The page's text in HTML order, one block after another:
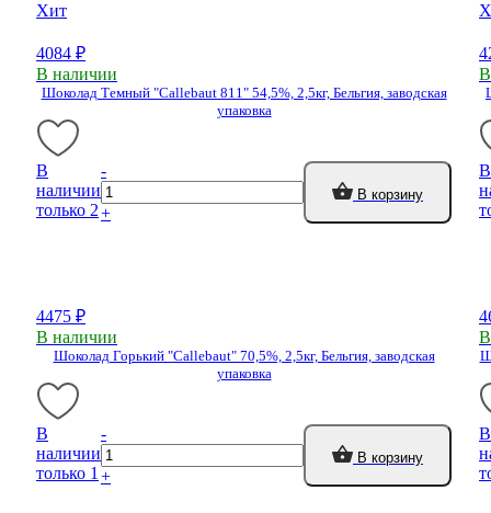
Хит
4084 ₽
В наличии
Шоколад Темный "Callebaut 811" 54,5%, 2,5кг, Бельгия, заводская
упаковка
В
наличии
только 2
-
+
В корзину
В
4475 ₽
В наличии
Шоколад Горький "Callebaut" 70,5%, 2,5кг, Бельгия, заводская
упаковка
В
наличии
только 1
-
+
В корзину
В